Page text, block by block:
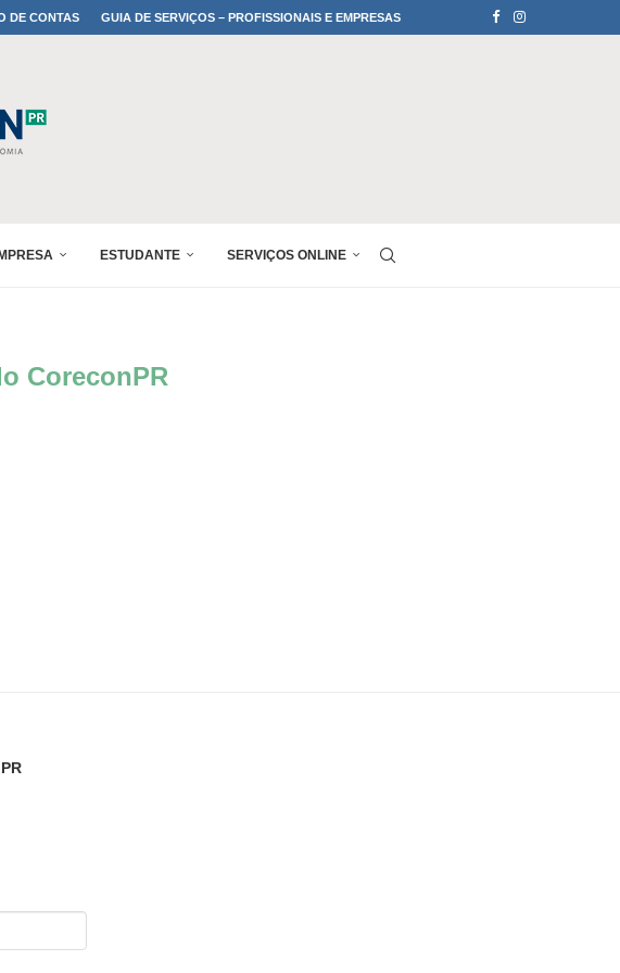
DE CONTAS GUIA DE SERVIÇOS – PROFISSIONAIS E EMPRESAS
ESTUDANTE SERVIÇOS ONLINE
CoreconPR